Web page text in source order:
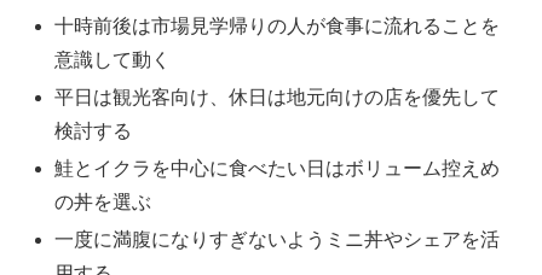
十時前後は市場見学帰りの人が食事に流れることを
意識して動く
平日は観光客向け、休日は地元向けの店を優先して
検討する
鮭とイクラを中心に食べたい日はボリューム控えめ
の丼を選ぶ
一度に満腹になりすぎないようミニ丼やシェアを活